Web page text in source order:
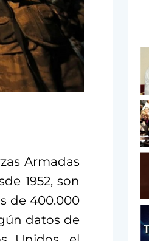
Armadas
1952, son
de 400.000
datos de